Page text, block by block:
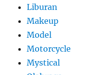
Liburan
Makeup
Model
Motorcycle
Mystical